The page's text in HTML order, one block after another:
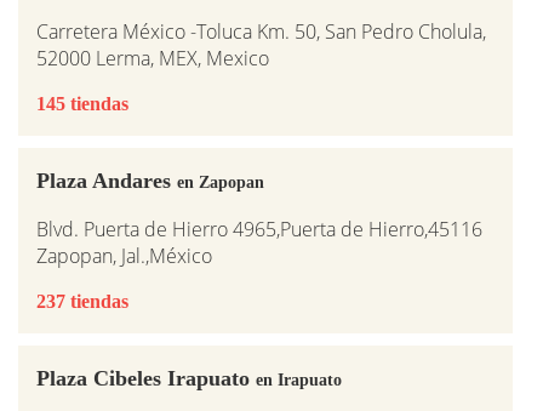
Carretera México -Toluca Km. 50, San Pedro Cholula,
52000 Lerma, MEX, Mexico
145 tiendas
Plaza Andares en Zapopan
Blvd. Puerta de Hierro 4965,Puerta de Hierro,45116
Zapopan, Jal.,México
237 tiendas
Plaza Cibeles Irapuato en Irapuato